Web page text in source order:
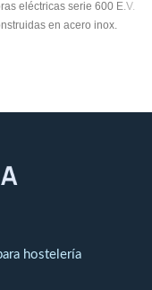
eléctricas serie 600 E.V.
en acero inox.
hostelería